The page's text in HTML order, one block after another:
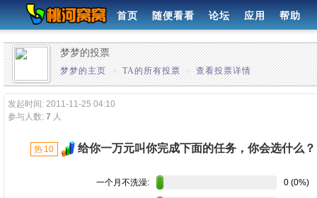
首页 随便看看 论坛 应用 帮助
梦梦的投票
梦梦的主页 » TA的所有投票 » 查看投票详情
发起时间: 2011-11-25 04:10
参与人数: 7 人
热 10 给你一万元叫你完成下面的任务，你会选什么？
一个月不洗澡: 0 (0%)